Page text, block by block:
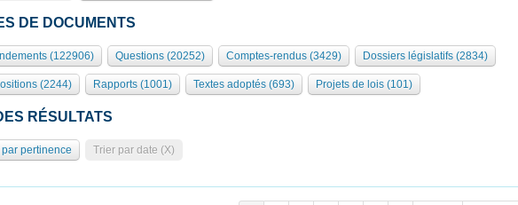
DE DOCUMENTS
(122906) Questions (20252) Comptes-rendus (3429) Dossiers législatifs (2834)
(2244) Rapports (1001) Textes adoptés (693) Projets de lois (101)
RÉSULTATS
par pertinence Trier par date (X)